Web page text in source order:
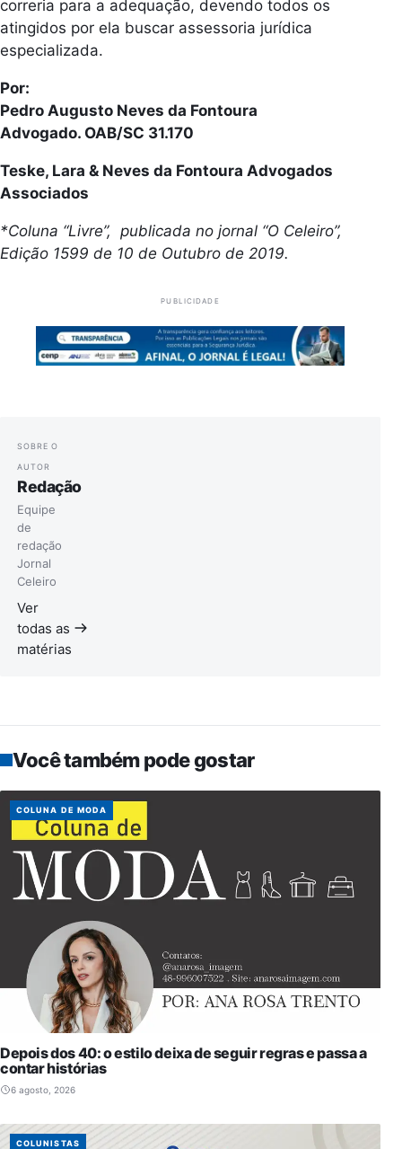
correria para a adequação, devendo todos os
atingidos por ela buscar assessoria jurídica
especializada.
Por:
Pedro Augusto Neves da Fontoura
Advogado. OAB/SC 31.170
Teske, Lara & Neves da Fontoura Advogados
Associados
*Coluna “Livre”, publicada no jornal “O Celeiro”,
Edição 1599 de 10 de Outubro de 2019.
PUBLICIDADE
SOBRE O
AUTOR
Redação
Equipe
de
redação
Jornal
Celeiro
Ver
todas as
matérias
Você também pode gostar
COLUNA DE MODA
Depois dos 40: o estilo deixa de seguir regras e passa a
contar histórias
6 agosto, 2026
COLUNISTAS